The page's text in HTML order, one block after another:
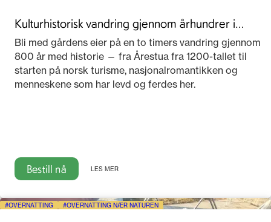
Kulturhistorisk vandring gjennom århundrer i
Telemark
Bli med gårdens eier på en to timers vandring gjennom
800 år med historie — fra Årestua fra 1200-tallet til
starten på norsk turisme, nasjonalromantikken og
menneskene som har levd og ferdes her.
Bestill nå LES MER
OVERNATTING OVERNATTING NÆR NATUREN